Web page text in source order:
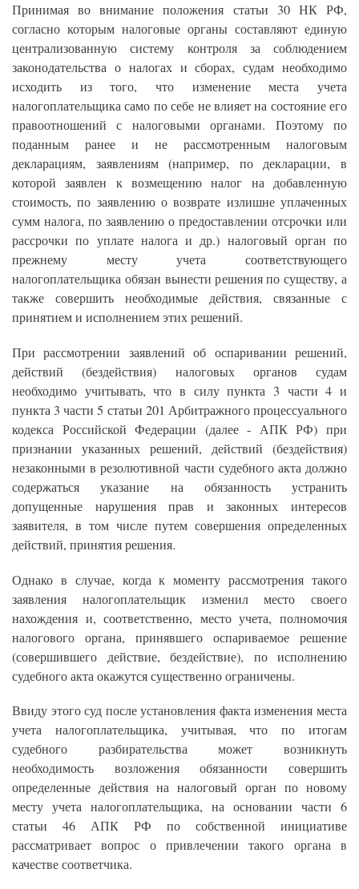
Принимая во внимание положения статьи 30 НК РФ,
согласно которым налоговые органы составляют единую
централизованную систему контроля за соблюдением
законодательства о налогах и сборах, судам необходимо
исходить из того, что изменение места учета
налогоплательщика само по себе не влияет на состояние его
правоотношений с налоговыми органами. Поэтому по
поданным ранее и не рассмотренным налоговым
декларациям, заявлениям (например, по декларации, в
которой заявлен к возмещению налог на добавленную
стоимость, по заявлению о возврате излишне уплаченных
сумм налога, по заявлению о предоставлении отсрочки или
рассрочки по уплате налога и др.) налоговый орган по
прежнему месту учета соответствующего
налогоплательщика обязан вынести решения по существу, а
также совершить необходимые действия, связанные с
принятием и исполнением этих решений.
При рассмотрении заявлений об оспаривании решений,
действий (бездействия) налоговых органов судам
необходимо учитывать, что в силу пункта 3 части 4 и
пункта 3 части 5 статьи 201 Арбитражного процессуального
кодекса Российской Федерации (далее - АПК РФ) при
признании указанных решений, действий (бездействия)
незаконными в резолютивной части судебного акта должно
содержаться указание на обязанность устранить
допущенные нарушения прав и законных интересов
заявителя, в том числе путем совершения определенных
действий, принятия решения.
Однако в случае, когда к моменту рассмотрения такого
заявления налогоплательщик изменил место своего
нахождения и, соответственно, место учета, полномочия
налогового органа, принявшего оспариваемое решение
(совершившего действие, бездействие), по исполнению
судебного акта окажутся существенно ограничены.
Ввиду этого суд после установления факта изменения места
учета налогоплательщика, учитывая, что по итогам
судебного разбирательства может возникнуть
необходимость возложения обязанности совершить
определенные действия на налоговый орган по новому
месту учета налогоплательщика, на основании части 6
статьи 46 АПК РФ по собственной инициативе
рассматривает вопрос о привлечении такого органа в
качестве соответчика.